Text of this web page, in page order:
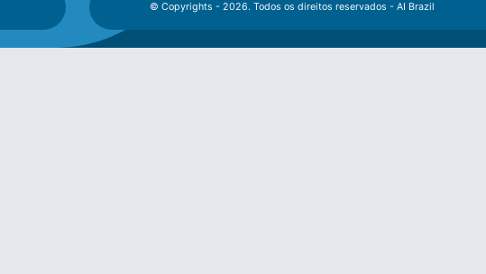
© Copyrights - 2026. Todos os direitos reservados - AI Brazil